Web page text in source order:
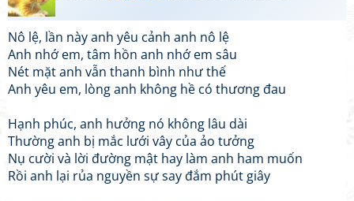
Nô lệ, lần này anh yêu cảnh anh nô lệ
Anh nhớ em, tâm hồn anh nhớ em sâu
Nét mặt anh vẫn thanh bình như thế
Anh yêu em, lòng anh không hề có thương đau
Hạnh phúc, anh hưởng nó không lâu dài
Thường anh bị mắc lưới vây của ảo tưởng
Nụ cười và lời đường mật hay làm anh ham muốn
Rồi anh lại rủa nguyền sự say đắm phút giây